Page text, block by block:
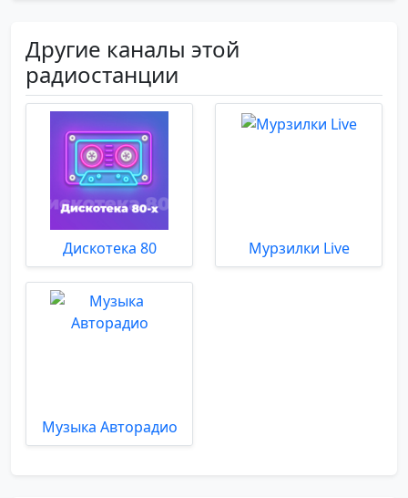
Другие каналы этой
радиостанции
Дискотека 80 Мурзилки Live
Музыка Авторадио